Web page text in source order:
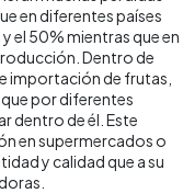
en diferentes países
el 50% mientras que en
Dentro de
importación de frutas,
por diferentes
dentro de él. Este
en supermercados o
y calidad que a su